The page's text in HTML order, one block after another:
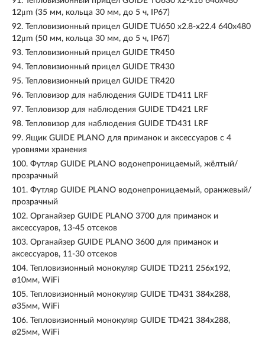
12μm (35 мм, кольца 30 мм, до 5 ч, IP67)
92. Тепловизионный прицел GUIDE TU650 x2.8-x22.4 640x480
12μm (50 мм, кольца 30 мм, до 5 ч, IP67)
93. Тепловизионный прицел GUIDE TR450
94. Тепловизионный прицел GUIDE TR430
95. Тепловизионный прицел GUIDE TR420
96. Тепловизор для наблюдения GUIDE TD411 LRF
97. Тепловизор для наблюдения GUIDE TD421 LRF
98. Тепловизор для наблюдения GUIDE TD431 LRF
99. Ящик GUIDE PLANO для приманок и аксессуаров с 4
уровнями хранения
100. Футляр GUIDE PLANO водонепроницаемый, жёлтый/
прозрачный
101. Футляр GUIDE PLANO водонепроницаемый, оранжевый/
прозрачный
102. Органайзер GUIDE PLANO 3700 для приманок и
аксессуаров, 13-45 отсеков
103. Органайзер GUIDE PLANO 3600 для приманок и
аксессуаров, 11-30 отсеков
104. Тепловизионный монокуляр GUIDE TD211 256х192,
ø10мм, WiFi
105. Тепловизионный монокуляр GUIDE TD431 384х288,
ø35мм, WiFi
106. Тепловизионный монокуляр GUIDE TD421 384х288,
ø25мм, WiFi